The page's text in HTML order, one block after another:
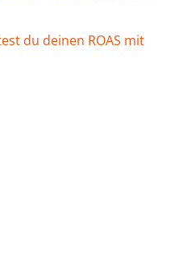
du deinen ROAS mit